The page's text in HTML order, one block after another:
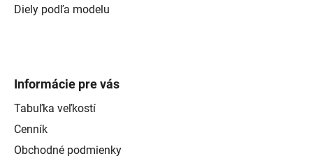
Diely podľa modelu
Informácie pre vás
Tabuľka veľkostí
Cenník
Obchodné podmienky